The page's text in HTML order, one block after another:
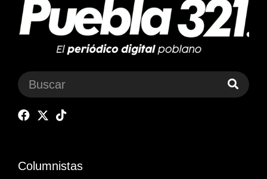
Columnistas